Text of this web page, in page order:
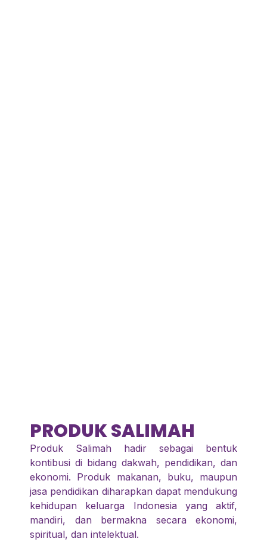
PRODUK SALIMAH
Produk Salimah hadir sebagai bentuk
kontibusi di bidang dakwah, pendidikan, dan
ekonomi. Produk makanan, buku, maupun
jasa pendidikan diharapkan dapat mendukung
kehidupan keluarga Indonesia yang aktif,
mandiri, dan bermakna secara ekonomi,
spiritual, dan intelektual.